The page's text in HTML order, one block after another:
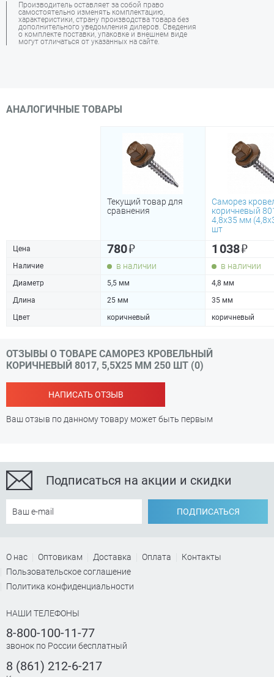
Производитель оставляет за собой право
самостоятельно изменять комплектацию,
характеристики, страну производства товара без
дополнительного уведомления дилеров. Сведения
о комплекте поставки, упаковке и внешнем виде
могут отличаться от указанных на сайте.
АНАЛОГИЧНЫЕ ТОВАРЫ
Текущий товар для
сравнения
Саморез
коричневый
4,8х35 мм
шт
Цена 780₽ 1 038₽
Наличие в наличии в наличии
Диаметр 5,5 мм
4,8 мм
Длина
25 мм
35 мм
Цвет
коричневый коричневый
ОТЗЫВЫ О ТОВАРЕ САМОРЕЗ КРОВЕЛЬНЫЙ
КОРИЧНЕВЫЙ 8017, 5,5Х25 ММ 250 ШТ (0)
НАПИСАТЬ ОТЗЫВ
Ваш отзыв по данному товару может быть первым
Подписаться на акции и скидки
ПОДПИСАТЬСЯ
О нас Оптовикам Доставка Оплата
Контакты
Пользовательское соглашение
Политика конфиденциальности
НАШИ ТЕЛЕФОНЫ
8-800-100-11-77
звонок по России бесплатный
8 (861) 212-6-217